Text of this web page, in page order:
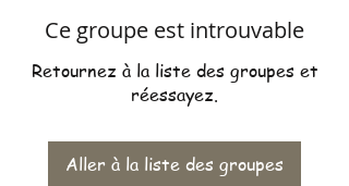
Ce groupe est introuvable
Retournez à la liste des groupes et
réessayez.
Aller à la liste des groupes